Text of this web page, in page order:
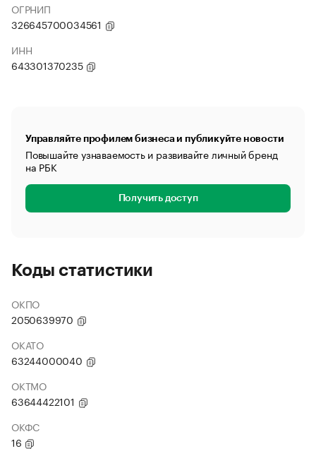
ОГРНИП
326645700034561
ИНН
643301370235
Управляйте профилем бизнеса и публикуйте новости
Повышайте узнаваемость и развивайте личный бренд
на РБК
Получить доступ
Коды статистики
ОКПО
2050639970
ОКАТО
63244000040
ОКТМО
63644422101
ОКФС
16